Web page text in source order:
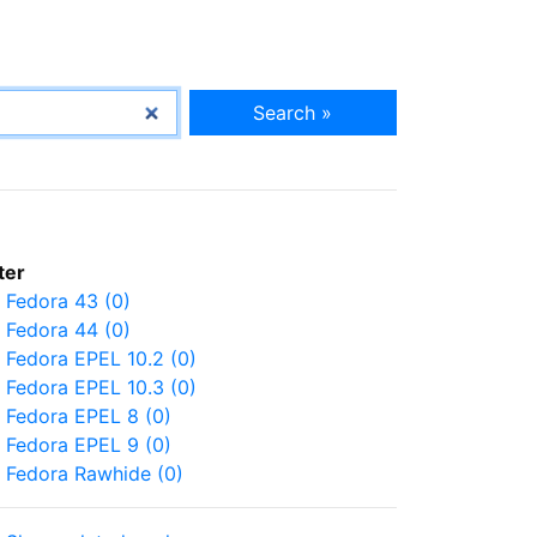
Search »
Fedora 43 (0)
Fedora 44 (0)
Fedora EPEL 10.2 (0)
Fedora EPEL 10.3 (0)
Fedora EPEL 8 (0)
Fedora EPEL 9 (0)
Fedora Rawhide (0)